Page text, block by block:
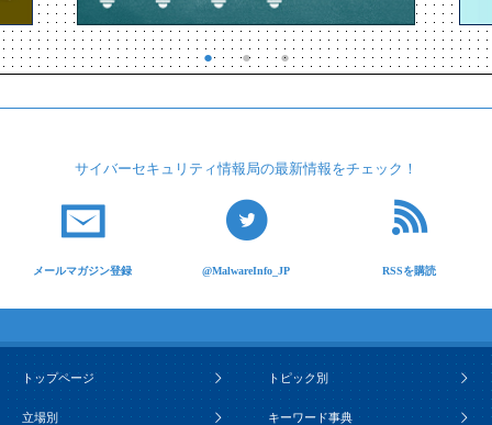
サイバーセキュリティ情報局の最新情報をチェック！
メールマガジン登録 @MalwareInfo_JP RSSを購読
トップページ トピック別
立場別 キーワード事典